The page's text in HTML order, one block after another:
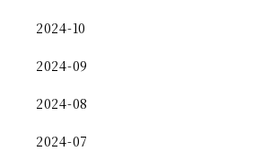
2024-10
2024-09
2024-08
2024-07